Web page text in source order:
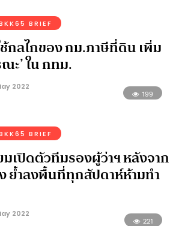
BRIEF
กลไกของ กม.ภาษีที่ดิน เพิ่ม
ะ’ ใน กทม.
2022
199
BRIEF
เปิดตัวทีมรองผู้ว่าฯ หลังจาก
ย้ำลงพื้นที่ทุกสัปดาห์ห้ามทำ
2022
221